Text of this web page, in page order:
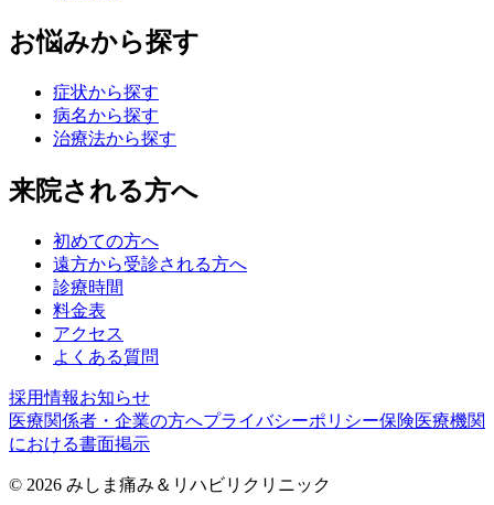
お悩みから探す
症状から探す
病名から探す
治療法から探す
来院される方へ
初めての方へ
遠方から受診される方へ
診療時間
料金表
アクセス
よくある質問
採用情報お知らせ
医療関係者・企業の方へプライバシーポリシー保険医療機関
における書面掲示
© 2026 みしま痛み＆リハビリクリニック